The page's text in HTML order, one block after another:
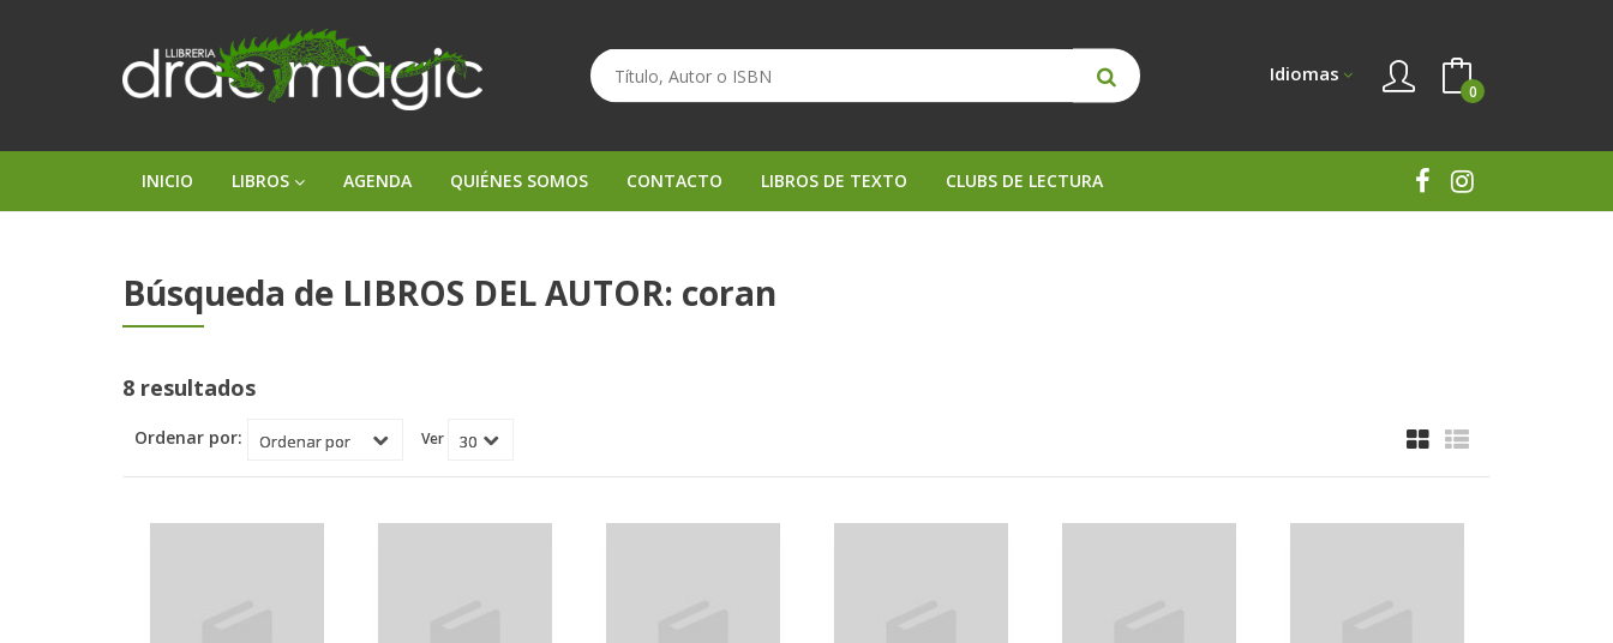
Idiomas
0
INICIO LIBROS AGENDA QUIÉNES SOMOS CONTACTO LIBROS DE TEXTO CLUBS DE LECTURA
Búsqueda de LIBROS DEL AUTOR: coran
8 resultados
Ordenar por: Ver